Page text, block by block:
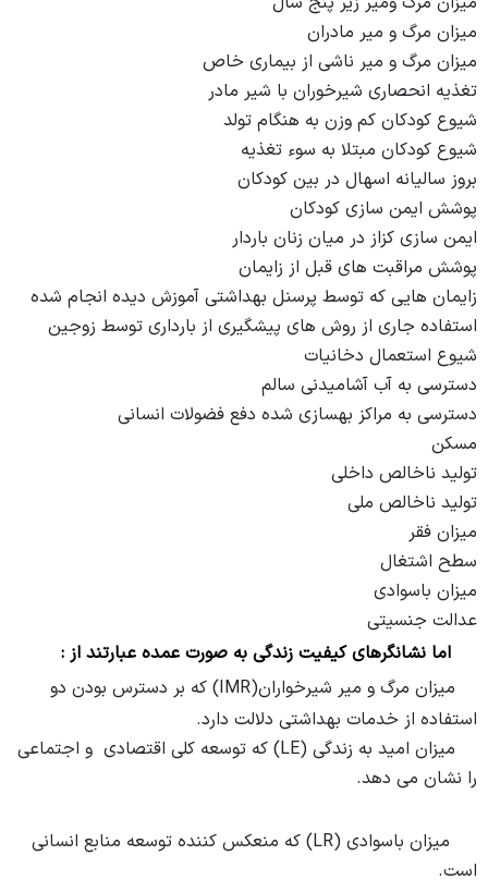
میزان مرگ و میر مادران
میزان مرگ و میر ناشی از بیماری خاص
تغذیه انحصاری شیرخوران با شیر مادر
شیوع کودکان کم وزن به هنگام تولد
شیوع کودکان مبتلا به سوء تغذیه
بروز سالیانه اسهال در بین کودکان
پوشش ایمن سازی کودکان
ایمن سازی کزاز در میان زنان باردار
پوشش مراقبت های قبل از زایمان
زایمان هایی که توسط پرسنل بهداشتی آموزش دیده انجام شده
استفاده جاری از روش های پیشگیری از بارداری توسط زوجین
شیوع استعمال دخانیات
دسترسی به آب آشامیدنی سالم
دسترسی به مراکز بهسازی شده دفع فضولات انسانی
مسکن
تولید ناخالص داخلی
تولید ناخالص ملی
میزان فقر
سطح اشتغال
میزان باسوادی
عدالت جنسیتی
اما نشانگرهای کیفیت زندگی به صورت عمده عبارتند از :
میزان مرگ و میر شیرخواران(IMR)
که بر دسترس بودن دو
استفاده از خدمات بهداشتی دلالت دارد.
میزان امید به زندگی (LE) که توسعه کلی اقتصادی و اجتماعی
را نشان می دهد.
میزان باسوادی (LR) که منعکس کننده توسعه منابع انسانی
است.